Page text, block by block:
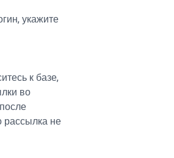
укажите
к базе,
во
рассылка не